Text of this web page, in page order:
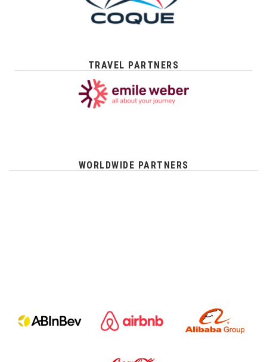
TRAVEL PARTNERS
WORLDWIDE PARTNERS